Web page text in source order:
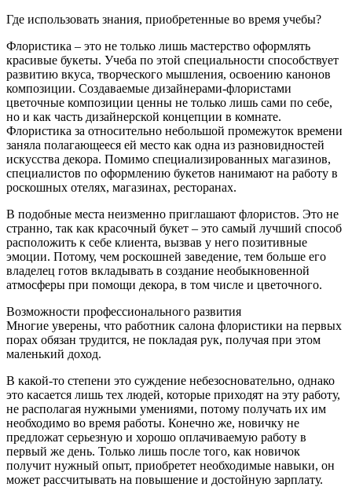
Где использовать знания, приобретенные во время учебы?
Флористика – это не только лишь мастерство оформлять
красивые букеты. Учеба по этой специальности способствует
развитию вкуса, творческого мышления, освоению канонов
композиции. Создаваемые дизайнерами-флористами
цветочные композиции ценны не только лишь сами по себе,
но и как часть дизайнерской концепции в комнате.
Флористика за относительно небольшой промежуток времени
заняла полагающееся ей место как одна из разновидностей
искусства декора. Помимо специализированных магазинов,
специалистов по оформлению букетов нанимают на работу в
роскошных отелях, магазинах, ресторанах.
В подобные места неизменно приглашают флористов. Это не
странно, так как красочный букет – это самый лучший способ
расположить к себе клиента, вызвав у него позитивные
эмоции. Потому, чем роскошней заведение, тем больше его
владелец готов вкладывать в создание необыкновенной
атмосферы при помощи декора, в том числе и цветочного.
Возможности профессионального развития
Многие уверены, что работник салона флористики на первых
порах обязан трудится, не покладая рук, получая при этом
маленький доход.
В какой-то степени это суждение небезосновательно, однако
это касается лишь тех людей, которые приходят на эту работу,
не располагая нужными умениями, потому получать их им
необходимо во время работы. Конечно же, новичку не
предложат серьезную и хорошо оплачиваемую работу в
первый же день. Только лишь после того, как новичок
получит нужный опыт, приобретет необходимые навыки, он
может рассчитывать на повышение и достойную зарплату.